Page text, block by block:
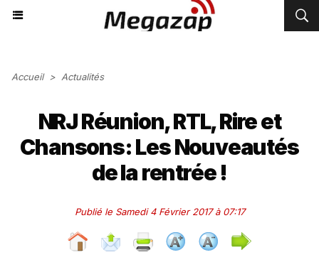
Accueil > Actualités
NRJ Réunion, RTL, Rire et
Chansons: Les Nouveautés
de la rentrée !
Publié le Samedi 4 Février 2017 à 07:17